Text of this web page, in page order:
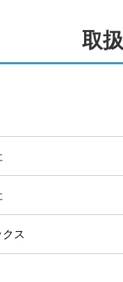
取
ス